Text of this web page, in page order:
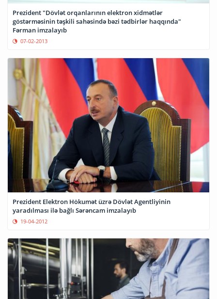
Prezident "Dövlət orqanlarının elektron xidmətlər
göstərməsinin təşkili sahəsində bəzi tədbirlər haqqında"
Fərman imzalayıb
07-02-2013
Prezident Elektron Hökumət üzrə Dövlət Agentliyinin
yaradılması ilə bağlı Sərəncam imzalayıb
19-04-2012